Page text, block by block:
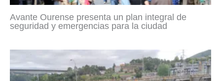
Avante Ourense presenta un plan integral de
seguridad y emergencias para la ciudad